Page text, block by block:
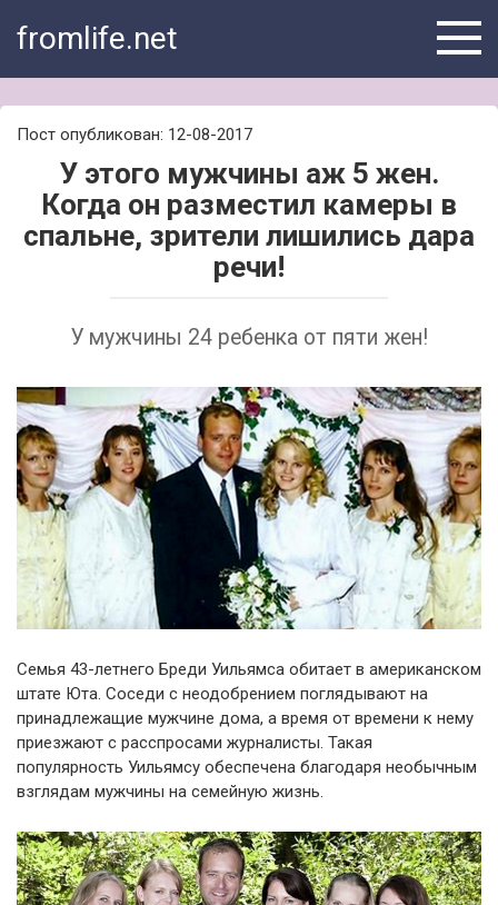
fromlife.net
Пост опубликован: 12-08-2017
У этого мужчины аж 5 жен.
Когда он разместил камеры в
спальне, зрители лишились дара
речи!
У мужчины 24 ребенка от пяти жен!
Семья 43-летнего Бреди Уильямса обитает в американском
штате Юта. Соседи с неодобрением поглядывают на
принадлежащие мужчине дома, а время от времени к нему
приезжают с расспросами журналисты. Такая
популярность Уильямсу обеспечена благодаря необычным
взглядам мужчины на семейную жизнь.